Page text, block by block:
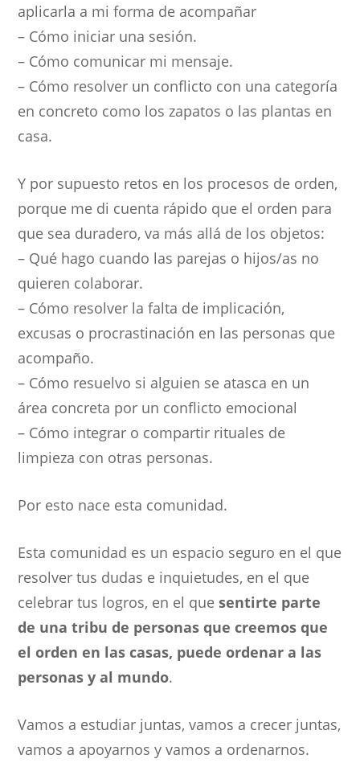
aplicarla a mi forma de acompañar
– Cómo iniciar una sesión.
– Cómo comunicar mi mensaje.
– Cómo resolver un conflicto con una categoría
en concreto como los zapatos o las plantas en
casa.
Y por supuesto retos en los procesos de orden,
porque me di cuenta rápido que el orden para
que sea duradero, va más allá de los objetos:
– Qué hago cuando las parejas o hijos/as no
quieren colaborar.
– Cómo resolver la falta de implicación,
excusas o procrastinación en las personas que
acompaño.
– Cómo resuelvo si alguien se atasca en un
área concreta por un conflicto emocional
– Cómo integrar o compartir rituales de
limpieza con otras personas.
Por esto nace esta comunidad.
Esta comunidad es un espacio seguro en el que
resolver tus dudas e inquietudes, en el que
celebrar tus logros, en el quesentirte parte
de una tribu de personas que creemos que
el orden en las casas, puede ordenar a las
personas y al mundo.
Vamos a estudiar juntas, vamos a crecer juntas,
vamos a apoyarnos y vamos a ordenarnos.